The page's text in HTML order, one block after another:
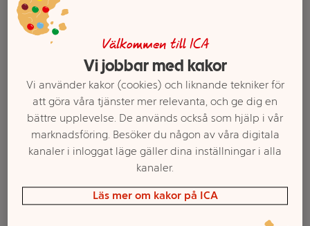
Reflex Slapwrap
Välj butik och handla
Sortimentet kan variera mellan butikerna
Välkommen till ICA
Vi jobbar med kakor
Vi använder kakor (cookies) och liknande tekniker för
att göra våra tjänster mer relevanta, och ge dig en
bättre upplevelse. De används också som hjälp i vår
marknadsföring. Besöker du någon av våra digitala
kanaler i inloggat läge gäller dina inställningar i alla
kanaler.
Läs mer om kakor på ICA